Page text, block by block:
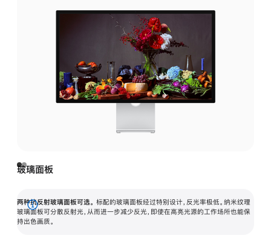
玻璃面板
两种抗反射玻璃面板可选。 标配的玻璃面板经过特别设计，反光率极低。纳米纹理
玻璃面板可分散反射光，从而进一步减少反光，即使在高亮光源的工作场所也能保
持出色画质。
展
开